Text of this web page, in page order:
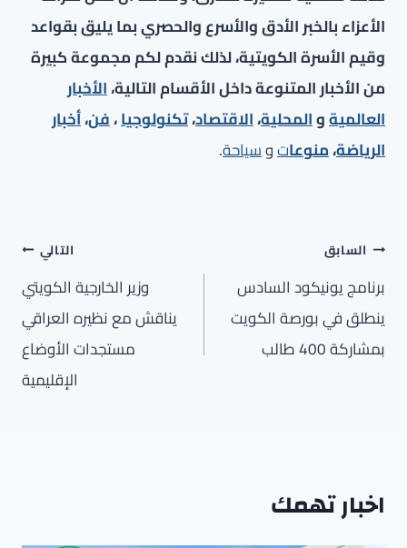
الأعزاء بالخبر الأدق والأسرع والحصري بما يليق بقواعد
وقيم الأسرة الكويتية، لذلك نقدم لكم مجموعة كبيرة
من الأخبار المتنوعة داخل الأقسام التالية،الأخبار
العالميةوالمحلية،الاقتصاد،تكنولوجيا،فن،أخبار
الرياضة،منوعاتوسياحة.
تصفّح
المقالات
السابق
برنامج يونيكود السادس
ينطلق في بورصة الكويت
بمشاركة 400 طالب
التالي
وزير الخارجية الكويتي
يناقش مع نظيره العراقي
مستجدات الأوضاع
الإقليمية
اخبار تهمك